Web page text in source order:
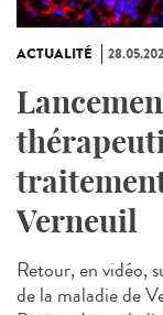
ACTUALITÉ
Verneuil
Retour, en vidéo,
de la maladie de